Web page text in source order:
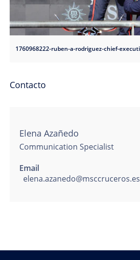
Contacto
Elena Azañedo
Communication Specialist
Email
elena.azanedo@msccruceros.es